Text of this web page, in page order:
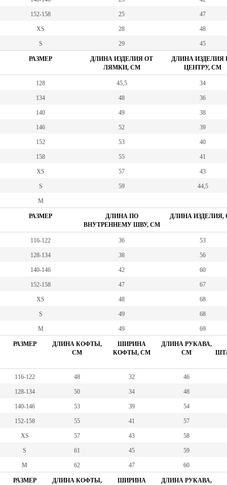
152-158 25 47
XS 28 48
S 29 45
РАЗМЕР
ДЛИНА ИЗДЕЛИЯ ОТ
ЛЯМКИ, СМ
ДЛИНА ИЗДЕЛИЯ
ЦЕНТРУ, СМ
128 45,5 34
134 48 36
140 49 38
146 52 39
152 53 40
158 55 41
XS 57 43
S 59 44,5
M
РАЗМЕР
ДЛИНА ПО
ВНУТРЕННЕМУ ШВУ, СМ
ДЛИНА ИЗДЕЛИЯ,
116-122 36 53
128-134 38 56
140-146 42 60
152-158 47 67
XS 48 68
S 49 68
M 49 69
РАЗМЕР
ДЛИНА КОФТЫ,
СМ
ШИРИНА
КОФТЫ, СМ
ДЛИНА РУКАВА,
СМ
116-122 48 32 46
128-134 50 34 48
140-146 53 39 54
152-158 55 41 57
XS 57 43 58
S 61 45 59
M 62 47 60
РАЗМЕР
ДЛИНА КОФТЫ,
ШИРИНА
ДЛИНА РУКАВА,